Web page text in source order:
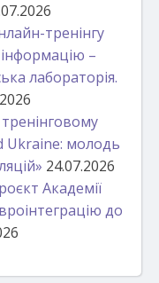
тренінгу
–
лабораторія.
Ukraine: молодь
24.07.2026
Академії
до